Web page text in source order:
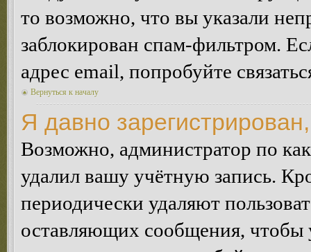
то возможно, что вы указали
заблокирован спам-фильтром.
адрес email, попробуйте
Вернуться к началу
Я давно
Возможно, администратор по
удалил вашу учётную запись.
периодически удаляют
оставляющих сообщения, чтобы